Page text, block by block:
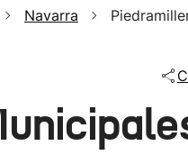
Navarra